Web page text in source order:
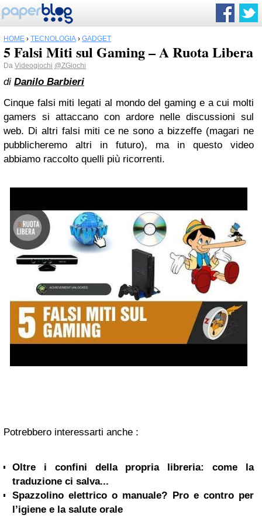
HOME › TECNOLOGIA › GADGET
5 Falsi Miti sul Gaming – A Ruota Libera
Da Videogiochi @ZGiochi
di Danilo Barbieri
Cinque falsi miti legati al mondo del gaming e a cui molti
gamers si attaccano con ardore nelle discussioni sul
web. Di altri falsi miti ce ne sono a bizzeffe (magari ne
pubblicheremo altri in futuro), ma in questo video
abbiamo raccolto quelli più ricorrenti.
Potrebbero interessarti anche :
Oltre i confini della propria libreria: come la
traduzione ci salva...
Spazzolino elettrico o manuale? Pro e contro per
l’igiene e la salute orale